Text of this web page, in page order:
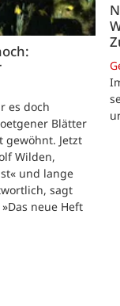
es doch
Blätter
gewöhnt. Jetzt
Wilden,
und lange
sagt
neue Heft